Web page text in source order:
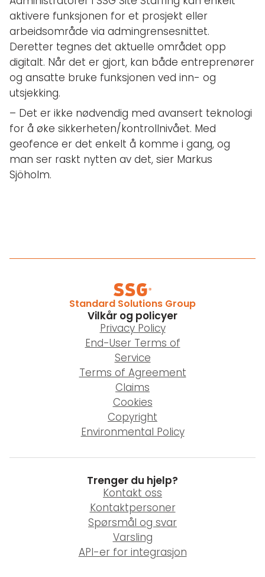
aktivere funksjonen for et prosjekt eller
arbeidsområde via admingrensesnittet.
Deretter tegnes det aktuelle området opp
digitalt. Når det er gjort, kan både entreprenører
og ansatte bruke funksjonen ved inn- og
utsjekking.
– Det er ikke nødvendig med avansert teknologi
for å øke sikkerheten/kontrollnivået. Med
geofence er det enkelt å komme i gang, og
man ser raskt nytten av det, sier Markus
Sjöholm.
Standard Solutions Group
Vilkår og policyer
Privacy Policy
End-User Terms of
Service
Terms of Agreement
Claims
Cookies
Copyright
Environmental Policy
Trenger du hjelp?
Kontakt oss
Kontaktpersoner
Spørsmål og svar
Varsling
API-er for integrasjon